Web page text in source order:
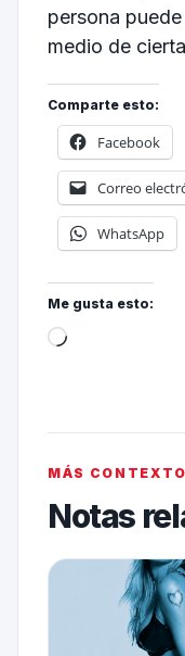
persona
medio de
Comparte esto:
Facebook
Correo
WhatsApp
Me gusta esto:
MÁS CONTEXTO
Notas